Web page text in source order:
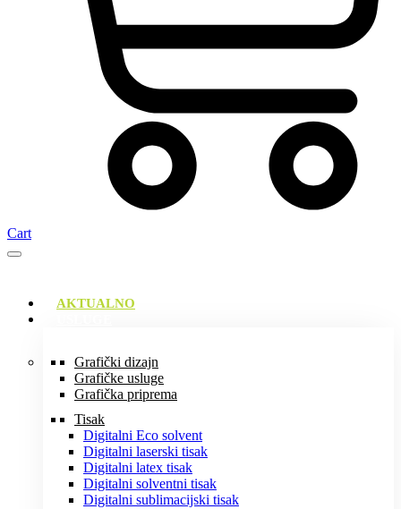
Cart
AKTUALNO
Grafički dizajn
Grafičke usluge
Grafička priprema
Tisak
Digitalni Eco solvent
Digitalni laserski tisak
Digitalni latex tisak
Digitalni solventni tisak
Digitalni sublimacijski tisak